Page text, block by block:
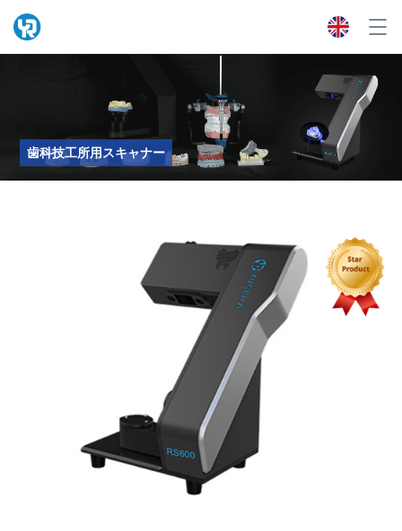
歯科技工所用スキャナー